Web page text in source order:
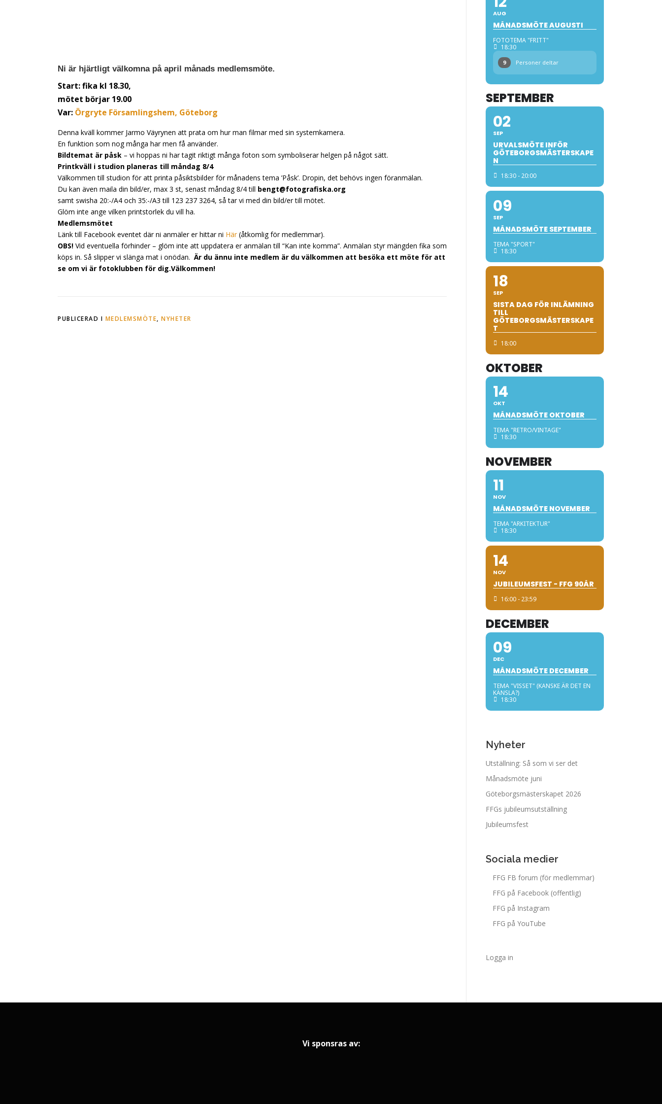
Ni är hjärtligt välkomna på april månads medlemsmöte.
Start: fika kl 18.30,
mötet börjar 19.00
Var: Örgryte Församlingshem, Göteborg
Denna kväll kommer Jarmo Väyrynen att prata om hur man filmar med sin systemkamera.
En funktion som nog många har men få använder.
Bildtemat är påsk – vi hoppas ni har tagit riktigt många foton som symboliserar helgen på något sätt.
Printkväll i studion planeras till måndag 8/4
Välkommen till studion för att printa påsiktsbilder för månadens tema ’Påsk’. Dropin, det behövs ingen föranmälan.
Du kan även maila din bild/er, max 3 st, senast måndag 8/4 till bengt@fotografiska.org
samt swisha 20:-/A4 och 35:-/A3 till 123 237 3264, så tar vi med din bild/er till mötet.
Glöm inte ange vilken printstorlek du vill ha.
Medlemsmötet
Länk till Facebook eventet där ni anmäler er hittar ni Här (åtkomlig för medlemmar).
OBS! Vid eventuella förhinder – glöm inte att uppdatera er anmälan till “Kan inte komma”. Anmälan styr mängden fika som
köps in. Så slipper vi slänga mat i onödan. Är du ännu inte medlem är du välkommen att besöka ett möte för att
se om vi är fotoklubben för dig.Välkommen!
PUBLICERAD I MEDLEMSMÖTE, NYHETER
AUG
MÅNADSMÖTE AUGUSTI
FOTOTEMA "FRITT"
18:30
9 Personer deltar
SEPTEMBER
02
SEP
URVALSMÖTE INFÖR
GÖTEBORGSMÄSTERSKAPE
N
18:30 - 20:00
09
SEP
MÅNADSMÖTE SEPTEMBER
TEMA "SPORT"
18:30
18
SEP
SISTA DAG FÖR INLÄMNING
TILL
GÖTEBORGSMÄSTERSKAPE
T
18:00
OKTOBER
14
OKT
MÅNADSMÖTE OKTOBER
TEMA "RETRO/VINTAGE"
18:30
NOVEMBER
11
NOV
MÅNADSMÖTE NOVEMBER
TEMA "ARKITEKTUR"
18:30
14
NOV
JUBILEUMSFEST - FFG 90ÅR
16:00 - 23:59
DECEMBER
09
DEC
MÅNADSMÖTE DECEMBER
TEMA "VISSET" (KANSKE ÄR DET EN
KÄNSLA?)
18:30
Nyheter
Utställning: Så som vi ser det
Månadsmöte juni
Göteborgsmästerskapet 2026
FFGs jubileumsutställning
Jubileumsfest
Sociala medier
FFG FB forum (för medlemmar)
FFG på Facebook (offentlig)
FFG på Instagram
FFG på YouTube
Logga in
Vi sponsras av: